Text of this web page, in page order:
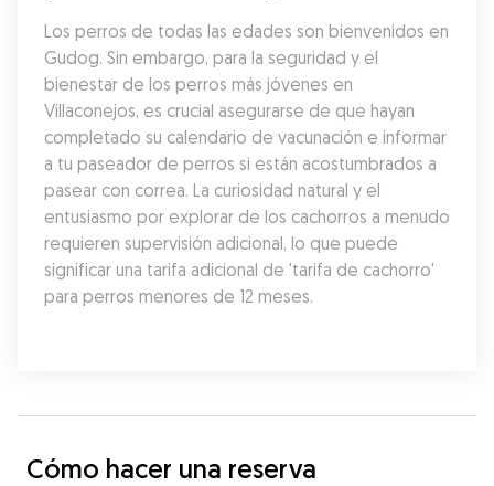
Los perros de todas las edades son bienvenidos en
Gudog. Sin embargo, para la seguridad y el
bienestar de los perros más jóvenes en
Villaconejos, es crucial asegurarse de que hayan
completado su calendario de vacunación e informar
a tu paseador de perros si están acostumbrados a
pasear con correa. La curiosidad natural y el
entusiasmo por explorar de los cachorros a menudo
requieren supervisión adicional, lo que puede
significar una tarifa adicional de 'tarifa de cachorro'
para perros menores de 12 meses.
Cómo hacer una reserva